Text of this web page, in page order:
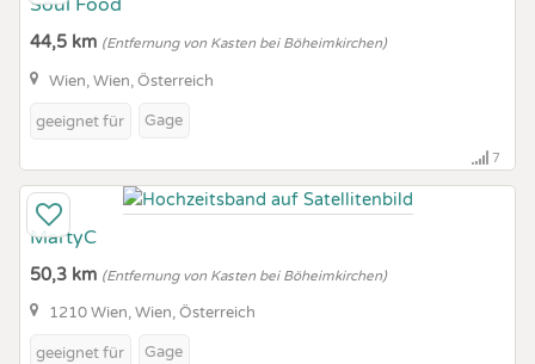
Soul Food
44,5 km (Entfernung von Kasten bei Böheimkirchen)
Wien, Wien, Österreich
geeignet für Gage
7
MartyC
50,3 km (Entfernung von Kasten bei Böheimkirchen)
1210 Wien, Wien, Österreich
geeignet für Gage